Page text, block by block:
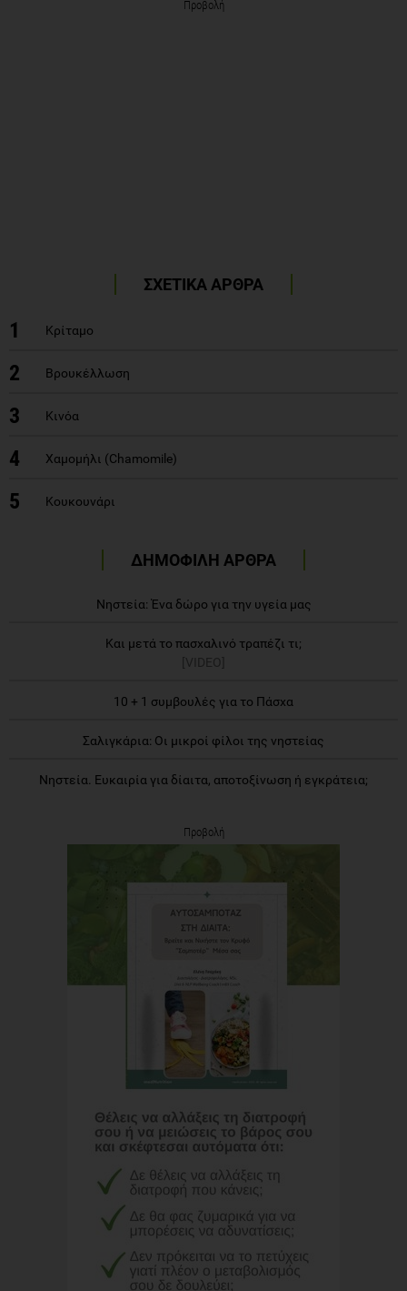
Προβολή
ΣΧΕΤΙΚΑ ΑΡΘΡΑ
1 Κρίταμο
2 Βρουκέλλωση
3 Κινόα
4 Χαμομήλι (Chamomile)
5 Κουκουνάρι
ΔΗΜΟΦΙΛΗ ΑΡΘΡΑ
Νηστεία: Ένα δώρο για την υγεία μας
Και μετά το πασχαλινό τραπέζι τι;
[VIDEO]
10 + 1 συμβουλές για το Πάσχα
Σαλιγκάρια: Οι μικροί φίλοι της νηστείας
Νηστεία. Ευκαιρία για δίαιτα, αποτοξίνωση ή εγκράτεια;
Προβολή